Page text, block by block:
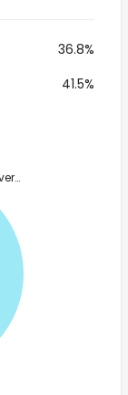
36.8%
41.5%
Toplam vergi